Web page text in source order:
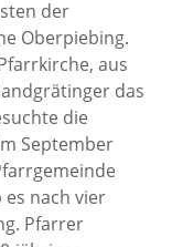
der
Oberpiebing.
aus
das
die
September
nach vier
Pfarrer